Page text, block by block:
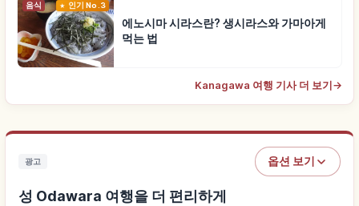
음식 인기 No.3
에노시마 시라스란? 생시라스와 가마아게
먹는 법
Kanagawa 여행 기사 더 보기 →
광고 옵션 보기
성 Odawara 여행을 더 편리하게